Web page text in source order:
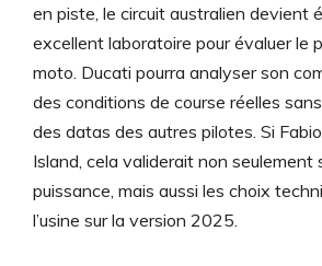
en piste, le circuit australien devient
excellent laboratoire pour évaluer le
moto. Ducati pourra analyser son
des conditions de course réelles
des datas des autres pilotes. Si
Island, cela validerait non seulement
puissance, mais aussi les choix
l’usine sur la version 2025.